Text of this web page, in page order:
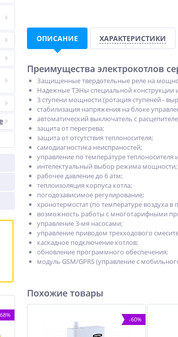
ОПИСАНИЕ ХАРАКТЕРИСТИКИ
Преимущества электрокотлов
Защищенные твердотельные реле на
Надежные ТЭНы специальной конструкции
3 ступени мощности (ротация ступеней -
стабилизация напряжения на блоке
автоматический выключатель с
защита от перегрева;
защита от отсутствия теплоносителя;
самодиагностика неиспраностей;
управление по температуре теплоносителя
интелектуальный выбор режима мощности;
рабочее давление до 6 атм;
теплоизоляция корпуса котла;
погодозависимое регулирование;
хронотермостат (по температуре воздуха
возможность работы с многотарифными
управление 3-мя насосами;
управление приводом трехходового
каскадное подключение котлов;
обновление программного обеспечения;
модуль GSM/GPRS (управление с
Похожие товары
-60%